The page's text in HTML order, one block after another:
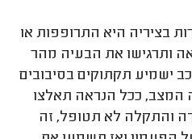
בציריה היא התרופפות או
ותרגישו את הבעיה מהר
ישמיע תקתוקים בסיבובים
המצב, ככל הנראה תאלצו
והתקלה לא תטופל, זה